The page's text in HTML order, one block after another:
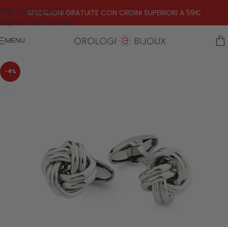
Skip to navigation
Skip to main content
SPEDIZIONI GRATUITE CON ORDINI SUPERIORI A 59€
MENU
-4%